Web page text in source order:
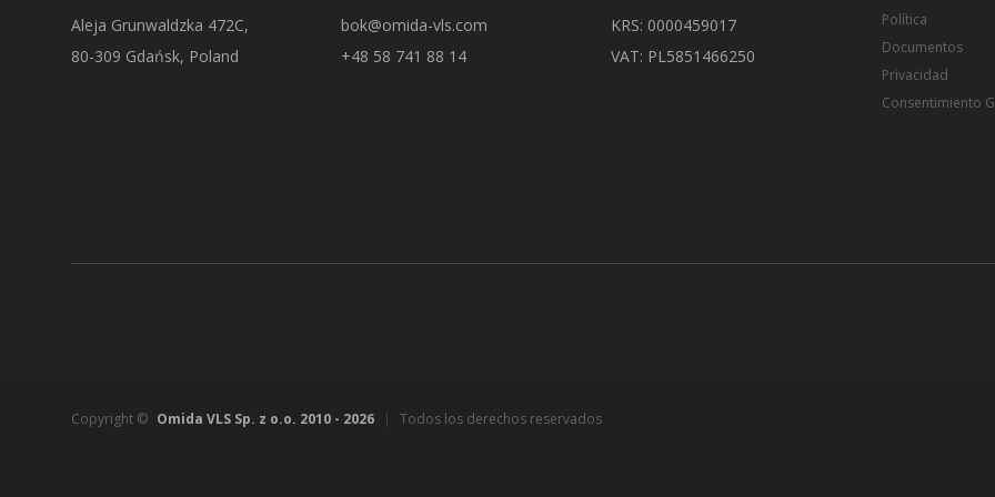
Aleja Grunwaldzka 472C,
80-309 Gdańsk, Poland
bok@omida-vls.com
+48 58 741 88 14
KRS: 0000459017
VAT: PL5851466250
Política
Documentos
Privacidad
Consentimiento
Copyright © Omida VLS Sp. z o.o. 2010 - 2026 | Todos los derechos reservados